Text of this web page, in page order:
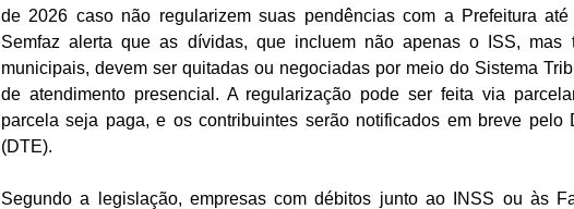
de 2026 caso não regularizem suas pendências com a Prefeitura
Semfaz alerta que as dívidas, que incluem não apenas o ISS, mas
municipais, devem ser quitadas ou negociadas por meio do Sistema
de atendimento presencial. A regularização pode ser feita via
parcela seja paga, e os contribuintes serão notificados em breve pelo
(DTE).
Segundo a legislação, empresas com débitos junto ao INSS ou às